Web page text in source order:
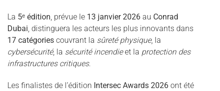
La 5ᵉ édition, prévue le 13 janvier 2026 au Conrad
Dubai, distinguera les acteurs les plus innovants dans
17 catégories couvrant la sûreté physique, la
cybersécurité, la sécurité incendieet la protection des
infrastructures critiques.
Les finalistes de l’édition Intersec Awards 2026 ont été